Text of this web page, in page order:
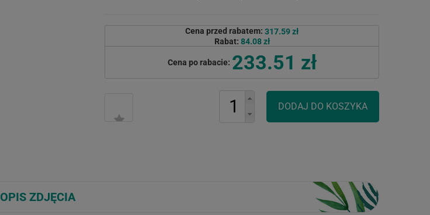
Cena przed rabatem: 317.59 zł
Rabat: 84.08 zł
Cena po rabacie: 233.51 zł
OPIS ZDJĘCIA